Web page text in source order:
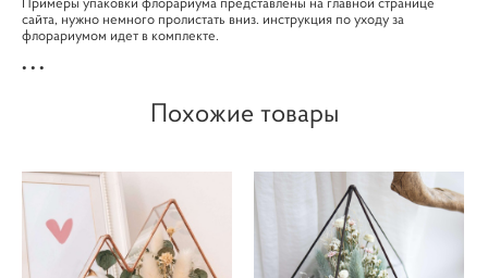
сайта, нужно немного пролистать вниз. инструкция по уходу за
флорариумом идет в комплекте.
• • •
Похожие товары